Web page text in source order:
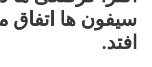
سیفون ها اتفاق
افتد.